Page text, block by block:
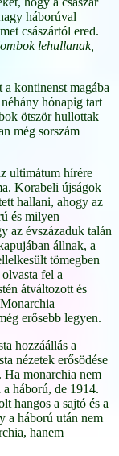
háborúval
császártól ered.
lehullanak,
kontinenst magába
hónapig tart
ötször hullottak
még sorszám
ultimátum hírére
Korabeli újságok
hallani, ahogy az
és milyen
az évszázaduk talán
állnak, a
tömegben
fel a
átváltozott és
erősebb legyen.
hozzáállás a
nézetek erősödése
Ha monarchia nem
háború, de 1914.
hangos a sajtó és a
a háború után nem
hanem